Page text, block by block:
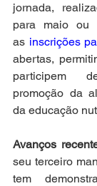
jornada,
para maio ou
as inscrições
abertas,
participem
promoção da
da educação
Avanços
seu terceiro
tem